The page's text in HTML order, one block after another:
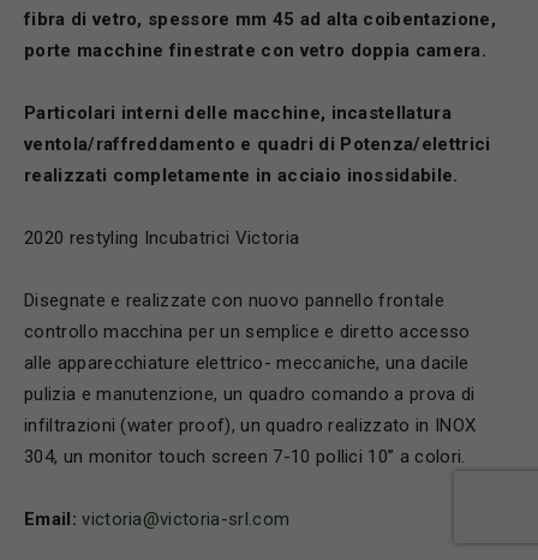
fibra di vetro, spessore mm 45 ad alta coibentazione,
porte macchine finestrate con vetro doppia camera.
Particolari interni delle macchine, incastellatura
ventola/raffreddamento e quadri di Potenza/elettrici
realizzati completamente in acciaio inossidabile.
2020 restyling Incubatrici Victoria
Disegnate e realizzate con nuovo pannello frontale
controllo macchina per un semplice e diretto accesso
alle apparecchiature elettrico- meccaniche, una dacile
pulizia e manutenzione, un quadro comando a prova di
infiltrazioni (water proof), un quadro realizzato in INOX
304, un monitor touch screen 7-10 pollici 10” a colori.
Email:victoria@victoria-srl.com